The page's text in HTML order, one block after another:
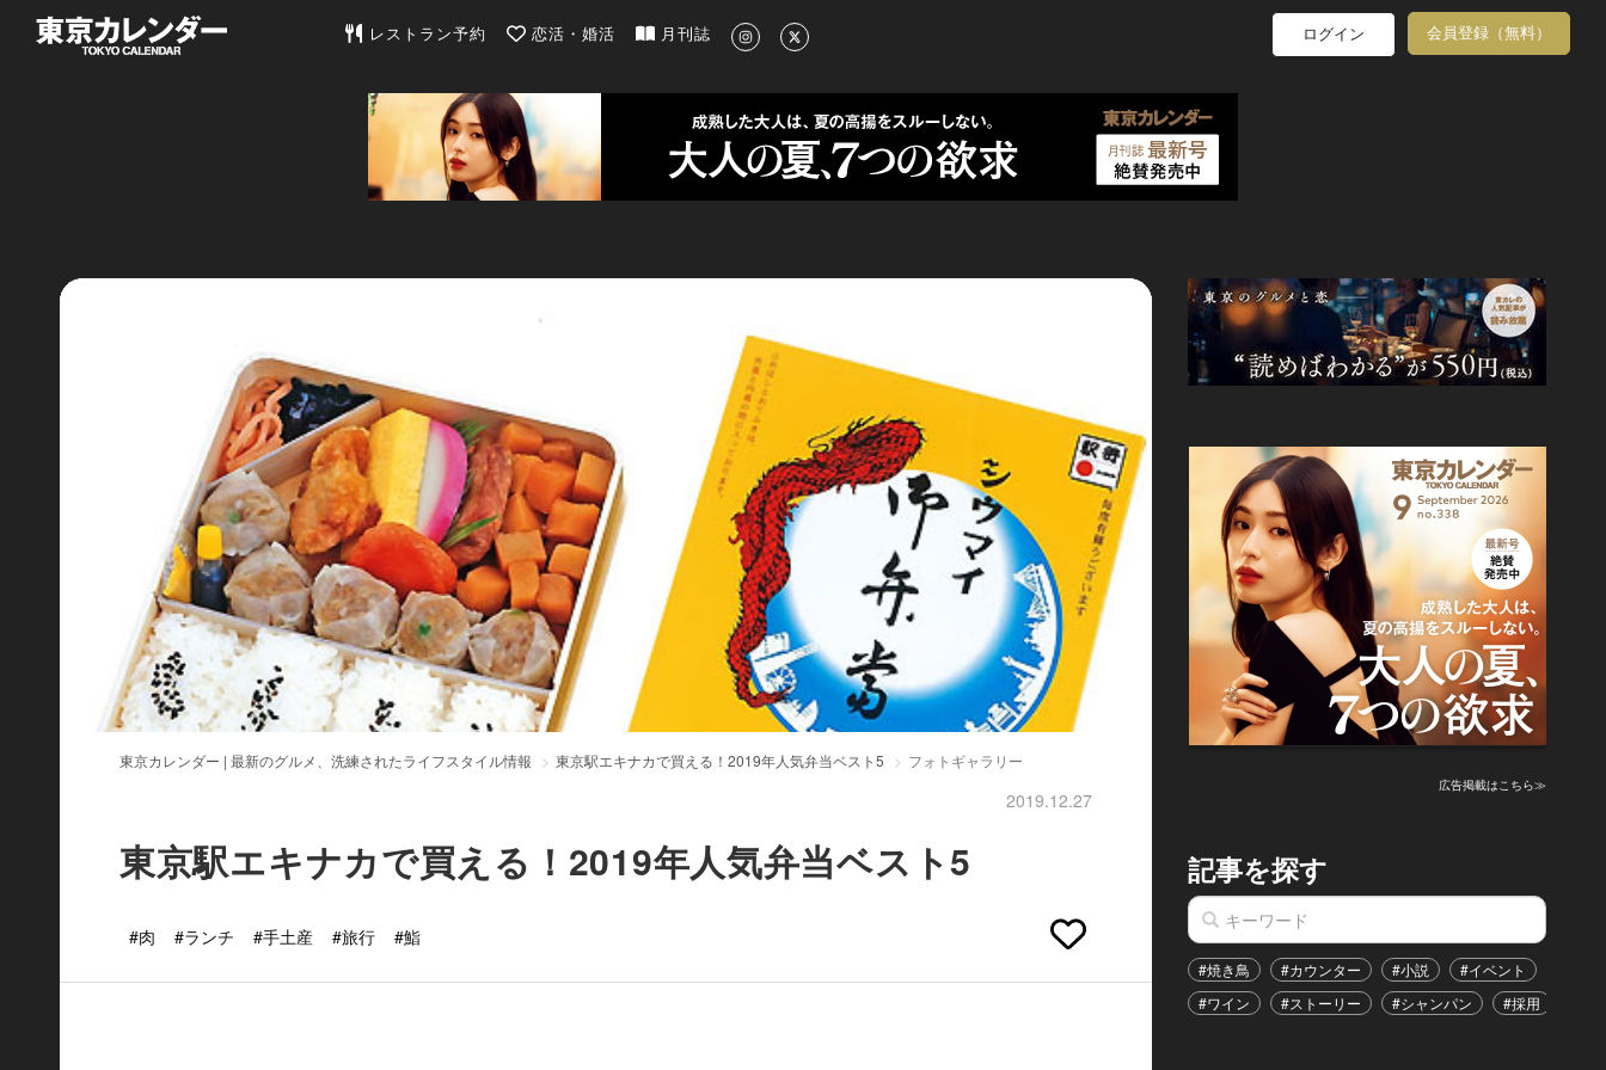
東京カレンダー | 最新のグルメ、洗練されたライフスタイル情報
レストラン予約 恋活・婚活 月刊誌 ログイン 会員登録（無料）
東京カレンダー | 最新のグルメ、洗練されたライフスタイル情報 東京駅エキナカで買える！2019年人気弁当ベスト5 フォトギャラリー
2019.12.27
東京駅エキナカで買える！2019年人気弁当ベスト5
#肉 #ランチ #手土産 #旅行 #鮨
広告掲載はこちら≫
記事を探す
#焼き鳥 #カウンター #小説 #イベント
#ワイン
#ストーリー #シャンパン #採用